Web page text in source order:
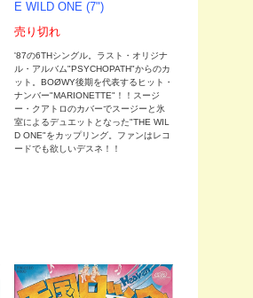
E WILD ONE (7")
売り切れ
'87の6THシングル。ラスト・オリジナ
ル・アルバム"PSYCHOPATH"からのカ
ット。BOØWY後期を代表するヒット・
ナンバー"MARIONETTE"！！スージ
ー・クアトロのカバーでスージーと氷
室によるデュエットとなった"THE WIL
D ONE"をカップリング。ファンはレコ
ードでも欲しいデスネ！！